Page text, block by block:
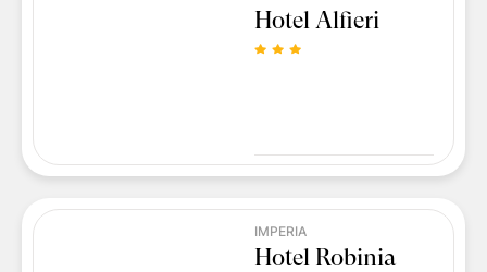
Hotel Alfieri
IMPERIA
Hotel Robinia